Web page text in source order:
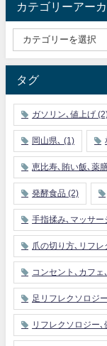
カテゴリーアー
タグ
ガソリン､値上げ
岡山県､ (1)
恵比寿､賄い飯､薬
発酵食品 (2)
手指揉み､マッサー
爪の切り方､リフ
コンセント､カフェ
足リフレクソロジ
リフレクソロジー､